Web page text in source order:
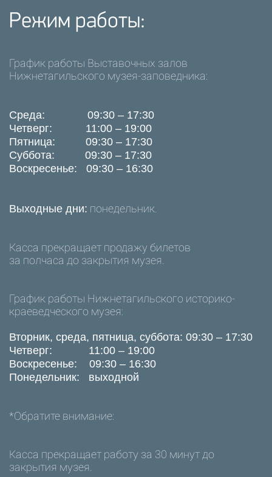
Режим работы:
График работы Выставочных залов
Нижнетагильского музея-заповедника:
Среда: 09:30 – 17:30
Четверг: 11:00 – 19:00
Пятница: 09:30 – 17:30
Суббота: 09:30 – 17:30
Воскресенье: 09:30 – 16:30
Выходные дни: понедельник.
Касса прекращает продажу билетов
за полчаса до закрытия музея.
График работы Нижнетагильского историко-
краеведческого музея:
Вторник, среда, пятница, суббота: 09:30 – 17:30
Четверг: 11:00 – 19:00
Воскресенье: 09:30 – 16:30
Понедельник: выходной
*Обратите внимание:
Касса прекращает работу за 30 минут до
закрытия музея.